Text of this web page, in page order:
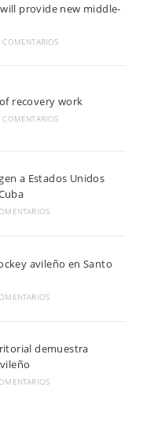
provide new middle-
COMENTARIOS
recovery work
COMENTARIOS
a Estados Unidos
avileño en Santo
demuestra